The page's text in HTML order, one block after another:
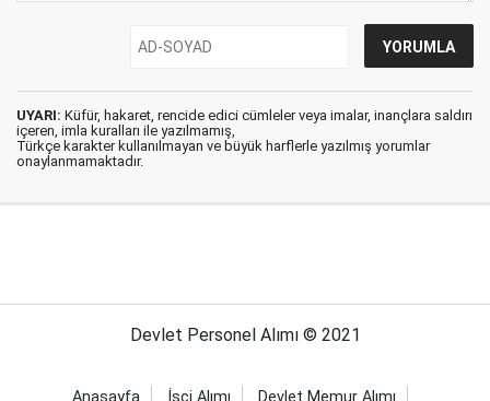
UYARI: Küfür, hakaret, rencide edici cümleler veya imalar, inançlara saldırı
içeren, imla kuralları ile yazılmamış,
Türkçe karakter kullanılmayan ve büyük harflerle yazılmış yorumlar
onaylanmamaktadır.
Devlet Personel Alımı © 2021
Anasayfa İşçi Alımı Devlet Memur Alımı